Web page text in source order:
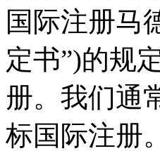
国际注册马
定书”)的规
册。我们通
标国际注册。